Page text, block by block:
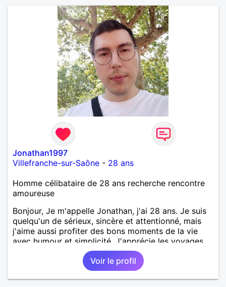
Jonathan1997
Villefranche-sur-Saône - 28 ans
Homme célibataire de 28 ans recherche rencontre
amoureuse
Bonjour, Je m'appelle Jonathan, j'ai 28 ans. Je suis
quelqu'un de sérieux, sincère et attentionné, mais
j'aime aussi profiter des bons moments de la vie
avec humour et simplicité. J'apprécie les voyages,
les découvertes, les jeux vidéo et les moments de
détente. Je suis à la recherche d'une personne
authentique avec qui partager de belles
expériences, construire une relation sérieuse basée
Voir le profil